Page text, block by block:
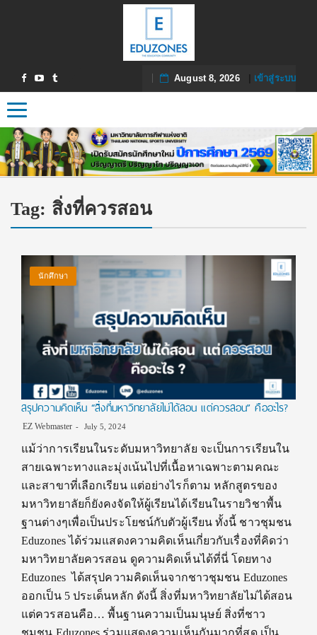
August 8, 2026| เข้าสู่ระบบ
Toggle navigation
Tag: สิ่งที่ควรสอน
นักศึกษา
สรุปความคิดเห็น “สิ่งที่มหาวิทยาลัยไม่ได้สอน แต่ควรสอน” คืออะไร?
EZ Webmaster July 5, 2024
แม้ว่าการเรียนในระดับมหาวิทยาลัย จะเป็นการเรียนใน
สายเฉพาะทางและมุ่งเน้นไปที่เนื้อหาเฉพาะตามคณะ
และสาขาที่เลือกเรียน แต่อย่างไรก็ตาม หลักสูตรของ
มหาวิทยาลัยก็ยังคงจัดให้ผู้เรียนได้เรียนในรายวิชาพื้น
ฐานต่างๆเพื่อเป็นประโยชน์กับตัวผู้เรียน ทั้งนี้ ชาวชุมชน
Eduzones ได้ร่วมแสดงความคิดเห็นเกี่ยวกับเรื่องที่คิดว่า
มหาวิทยาลัยควรสอน ดูความคิดเห็นได้ที่นี่ โดยทาง
Eduzones ได้สรุปความคิดเห็นจากชาวชุมชน Eduzones
ออกเป็น 5 ประเด็นหลัก ดังนี้ สิ่งที่มหาวิทยาลัยไม่ได้สอน
แต่ควรสอนคือ… พื้นฐานความเป็นมนุษย์ สิ่งที่ชาว
ชุมชน Eduzones ร่วมแสดงความเห็นกันมากที่สุด เป็น